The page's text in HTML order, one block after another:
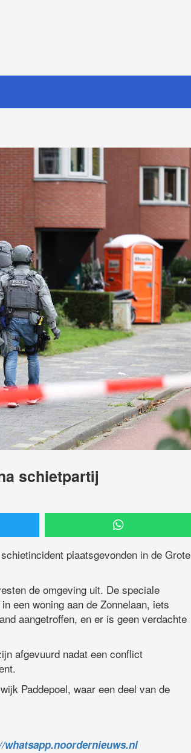
schietpartij
plaatsgevonden in de Grote
de omgeving uit. De speciale
een woning aan de Zonnelaan, iets
aangetroffen, en er is geen verdachte
afgevuurd nadat een conflict
Paddepoel, waar een deel van de
whatsapp.noordernieuws.nl